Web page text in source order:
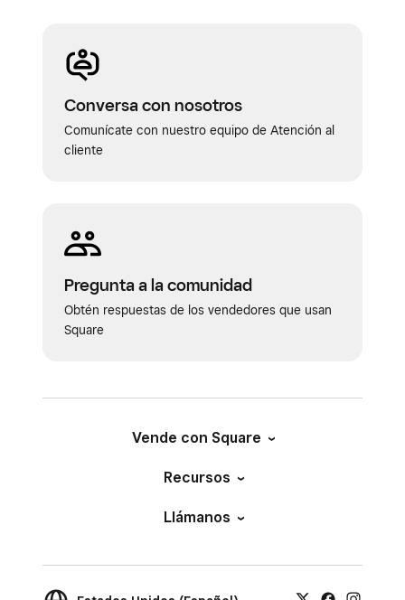
Conversa con nosotros
Comunícate con nuestro equipo de Atención al
cliente
Pregunta a la comunidad
Obtén respuestas de los vendedores que usan
Square
Vende con Square
Recursos
Llámanos